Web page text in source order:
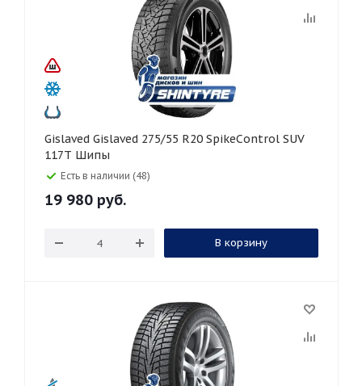
Gislaved Gislaved 275/55 R20 SpikeControl SUV
117T Шипы
Есть в наличии (48)
19 980 руб.
В корзину